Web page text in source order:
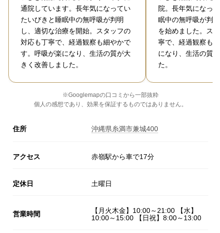
通院しています。長年気になってい
たいびきと睡眠中の無呼吸が判明
し、適切な治療を開始。スタッフの
対応も丁寧で、経過観察も細やかで
す。呼吸が楽になり、生活の質が大
きく改善しました。
院。長年気になっ
眠中の無呼吸が判
を始めました。ス
寧で、経過観察も
になり、生活の質
た。
※Googlemapの口コミから一部抜粋
個人の感想であり、効果を保証するものではありません。
住所 沖縄県糸満市兼城400
アクセス 赤嶺駅から車で17分
定休日 土曜日
営業時間
【月火木金】10:00～21:00 【水】
10:00～15:00 【日祝】8:00～13:00